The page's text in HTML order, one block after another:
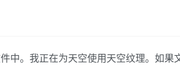
中。我正在为天空使用天空纹理。如